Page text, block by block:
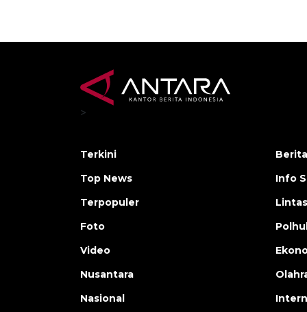
>
Terkini
Top News
Terpopuler
Foto
Video
Nusantara
Nasional
Info